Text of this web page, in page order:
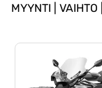
MYYNTI | VAIHTO